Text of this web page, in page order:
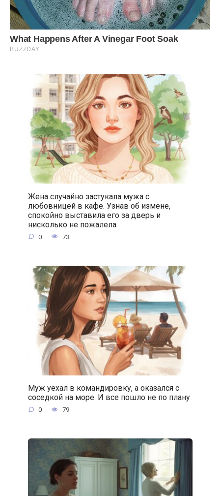
Жена случайно застукала мужа с
любовницей в кафе. Узнав об измене,
спокойно выставила его за дверь и
нисколько не пожалела
0 73
Муж уехал в командировку, а оказался с
соседкой на море. И все пошло не по плану
0 79